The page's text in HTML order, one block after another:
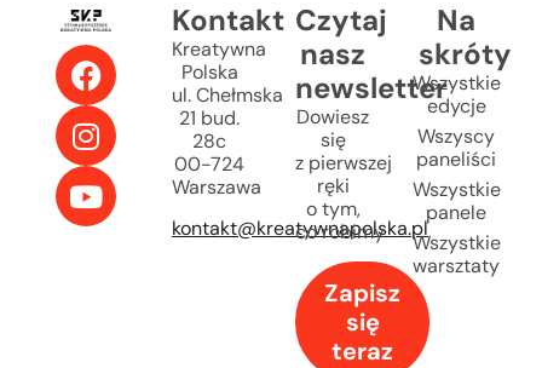
Kontakt
Kreatywna
Polska
ul. Chełmska
21 bud.
28c
00-724
Warszawa
kontakt@kreatywnapolska.pl
Czytaj
nasz
newsletter
Dowiesz
się
z pierwszej
ręki
o tym,
co robimy
Zapisz
się
teraz
Na
skróty
Wszystkie
edycje
Wszyscy
paneliści
Wszystkie
panele
Wszystkie
warsztaty